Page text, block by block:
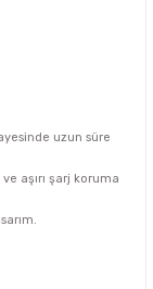
uzun süre
ve aşırı şarj koruma